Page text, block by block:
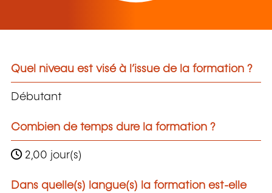
Quel niveau est visé à l’issue de la formation ?
Débutant
Combien de temps dure la formation ?
2,00 jour(s)
Dans quelle(s) langue(s) la formation est-elle